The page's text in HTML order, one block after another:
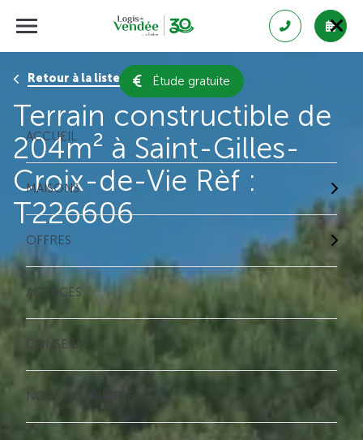
Étude gratuite
ACCUEIL
MAISONS
OFFRES
AGENCES
CONSEILS
NOUS CONNAÎTRE
Retour à la liste des résultats
Terrain constructible de
204m² à Saint-Gilles-
Croix-de-Vie Rèf :
T226606